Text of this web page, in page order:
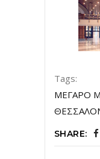
Tags:
ΜΕΓΑΡΟ
SHARE: